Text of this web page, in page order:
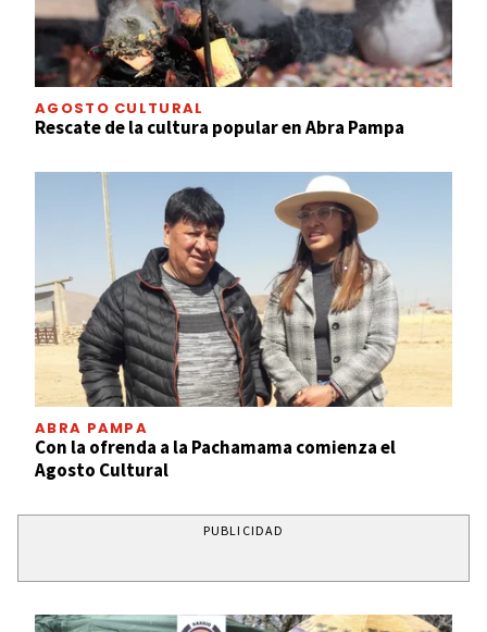
AGOSTO CULTURAL
Rescate de la cultura popular en Abra Pampa
ABRA PAMPA
Con la ofrenda a la Pachamama comienza el
Agosto Cultural
PUBLICIDAD